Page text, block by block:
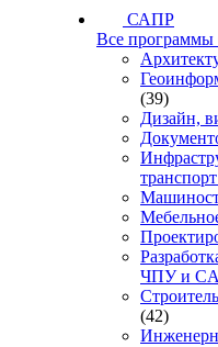
САПР
Все
(39)
Дизайн,
транспорт
ЧПУ и
(42)